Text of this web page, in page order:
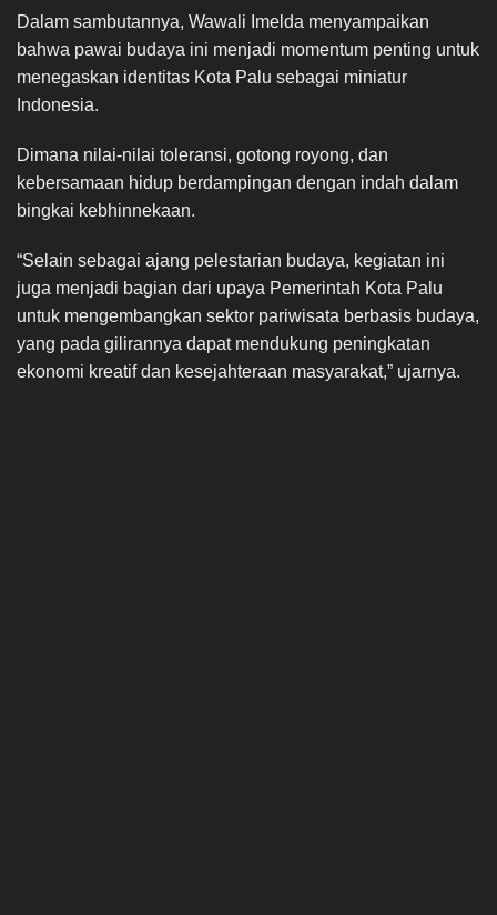
Dalam sambutannya, Wawali Imelda menyampaikan
bahwa pawai budaya ini menjadi momentum penting untuk
menegaskan identitas Kota Palu sebagai miniatur
Indonesia.
Dimana nilai-nilai toleransi, gotong royong, dan
kebersamaan hidup berdampingan dengan indah dalam
bingkai kebhinnekaan.
“Selain sebagai ajang pelestarian budaya, kegiatan ini
juga menjadi bagian dari upaya Pemerintah Kota Palu
untuk mengembangkan sektor pariwisata berbasis budaya,
yang pada gilirannya dapat mendukung peningkatan
ekonomi kreatif dan kesejahteraan masyarakat,” ujarnya.